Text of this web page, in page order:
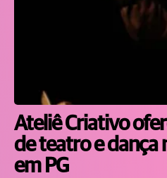
Ateliê Criativo
de teatro e dança
em PG